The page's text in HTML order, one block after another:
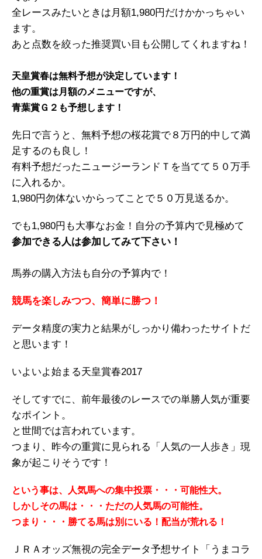
全レースみたいときは月額1,980円だけかかっちゃい
ます。
あと点数を絞った推奨買い目も公開してくれますね！
天皇賞春は無料予想が決定しています！
他の重賞は月額のメニューですが、
青葉賞Ｇ２も予想します！
先日で言うと、無料予想の桜花賞で８万円的中して満
足するのも良し！
有料予想だったニュージーランドＴを当てて５０万手
に入れるか。
1,980円勿体ないからってことで５０万見送るか。
でも1,980円も大事なお金！自分の予算内で見極めて
参加できる人は参加してみて下さい！
馬券の購入方法も自分の予算内で！
競馬を楽しみつつ、簡単に勝つ！
データ精度の実力と結果がしっかり備わったサイトだ
と思います！
いよいよ始まる天皇賞春2017
そしてすでに、前年最後のレースでの単勝人気が重要
なポイント。
と世間では言われています。
つまり、昨今の重賞に見られる「人気の一人歩き」現
象が起こりそうです！
という事は、人気馬への集中投票・・・可能性大。
しかしその馬は・・・ただの人気馬の可能性。
つまり・・・勝てる馬は別にいる！配当が荒れる！
ＪＲＡオッズ無視の完全データ予想サイト「うまコラ